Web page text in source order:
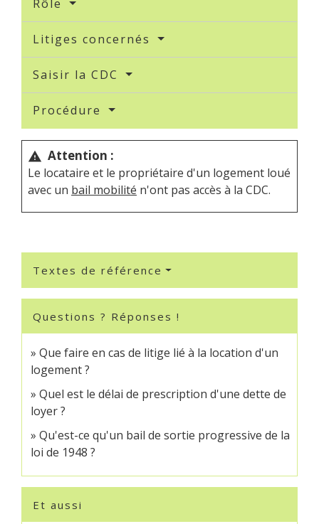
Rôle
Litiges concernés
Saisir la CDC
Procédure
warning Attention :
Le locataire et le propriétaire d'un logement loué
avec un bail mobilité n'ont pas accès à la CDC.
Textes de référence
Questions ? Réponses !
Que faire en cas de litige lié à la location d'un
logement ?
Quel est le délai de prescription d'une dette de
loyer ?
Qu'est-ce qu'un bail de sortie progressive de la
loi de 1948 ?
Et aussi